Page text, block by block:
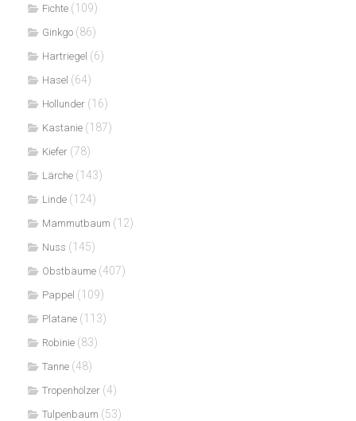
Fichte (109)
Ginkgo (86)
Hartriegel (6)
Hasel (64)
Hollunder (16)
Kastanie (187)
Kiefer (78)
Lärche (143)
Linde (124)
Mammutbaum (12)
Nuss (145)
Obstbäume (407)
Pappel (109)
Platane (113)
Robinie (83)
Tanne (48)
Tropenhölzer (4)
Tulpenbaum (53)